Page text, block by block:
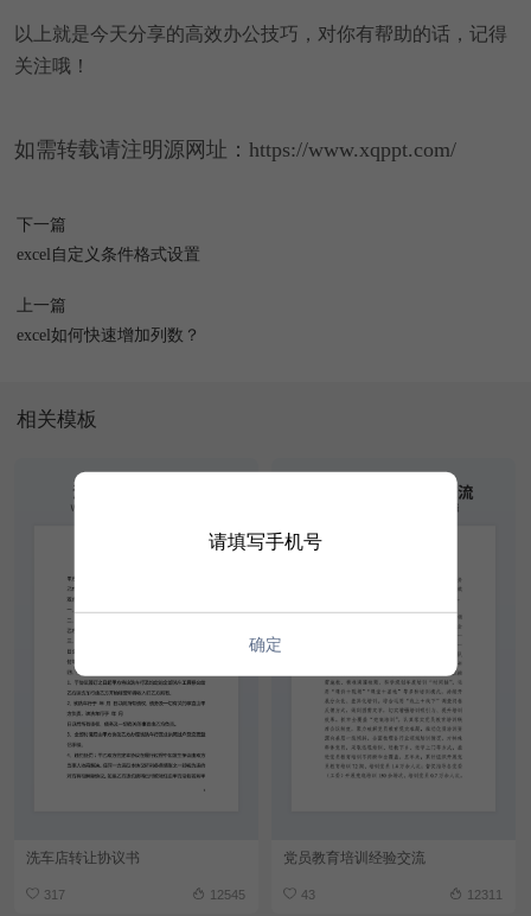
以上就是今天分享的高效办公技巧，对你有帮助的话，记得
关注哦！
如需转载请注明源网址：https://www.xqppt.com/
下一篇
excel自定义条件格式设置
上一篇
excel如何快速增加列数？
相关模板
洗车店转让协议书
317 12545
党员教育培训经验交流
43 12311
请填写手机号
确定